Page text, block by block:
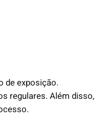
de exposição.
regulares. Além disso,